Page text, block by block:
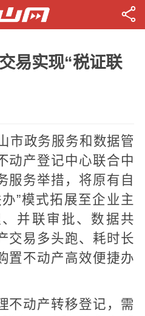
易实现“税证联
市政务服务和数据管
动产登记中心联合中
服务举措，将原有自
”模式拓展至企业主
并联审批、数据共
交易多头跑、耗时长
置不动产高效便捷办
不动产转移登记，需